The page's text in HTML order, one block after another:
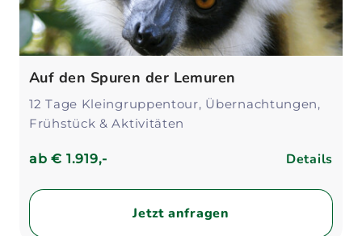
Auf den Spuren der Lemuren
12 Tage Kleingruppentour, Übernachtungen,
Frühstück & Aktivitäten
ab€ 1.919,- Details
Jetzt anfragen